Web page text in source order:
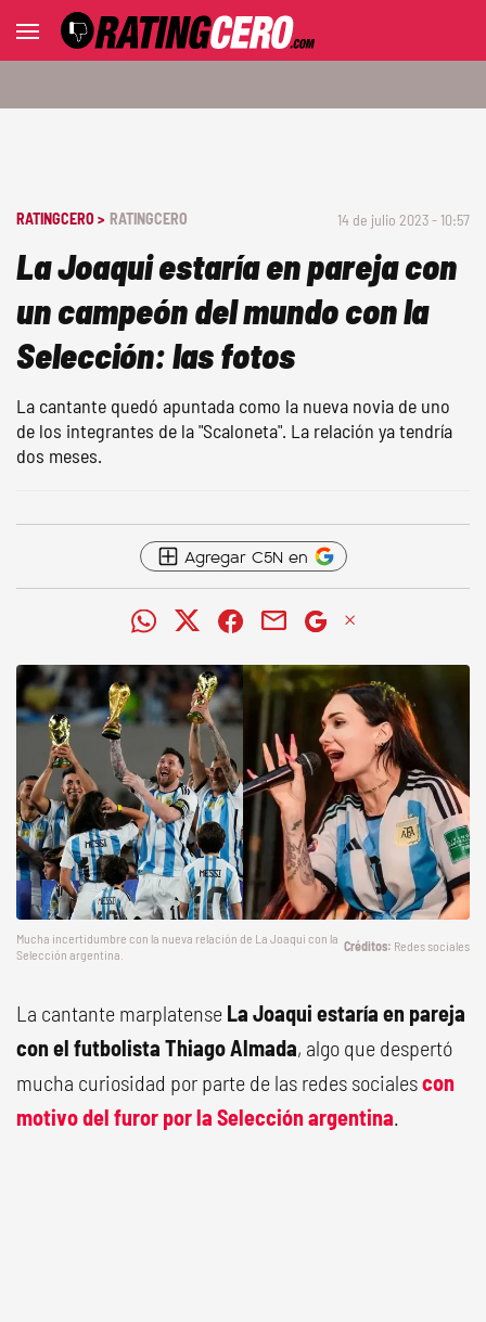
RATINGCERO > RATINGCERO 14 de julio 2023 - 10:57
La Joaqui estaría en pareja con
un campeón del mundo con la
Selección: las fotos
La cantante quedó apuntada como la nueva novia de uno
de los integrantes de la "Scaloneta". La relación ya tendría
dos meses.
Agregar C5N en
Mucha incertidumbre con la nueva relación de La Joaqui con la
Selección argentina.
Redes sociales
La cantante marplatense La Joaqui estaría en pareja
con el futbolista Thiago Almada, algo que despertó
mucha curiosidad por parte de las redes socialescon
motivo del furor por la Selección argentina.